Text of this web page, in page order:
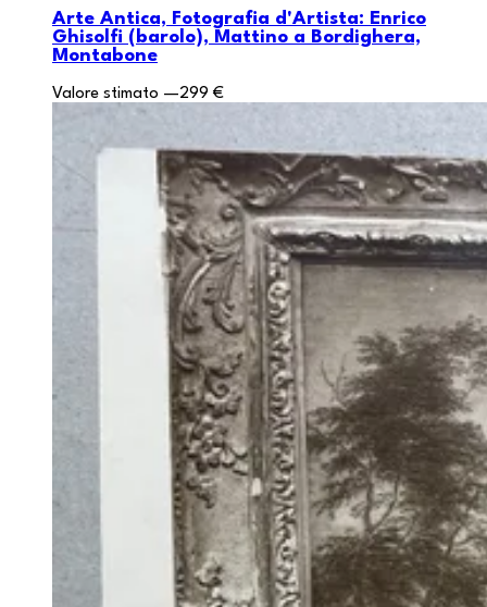
Arte Antica, Fotografia d'Artista: Enrico
Ghisolfi (barolo), Mattino a Bordighera,
Montabone
Valore stimato —299 €